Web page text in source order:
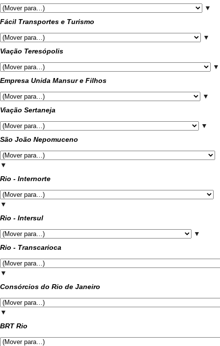
▼
Fácil Transportes e Turismo
▼
Viação Teresópolis
▼
Empresa Unida Mansur e Filhos
▼
Viação Sertaneja
▼
São João Nepomuceno
▼
Rio - Internorte
▼
Rio - Intersul
▼
Rio - Transcarioca
▼
Consórcios do Rio de Janeiro
▼
BRT Rio